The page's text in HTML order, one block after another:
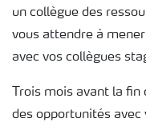
un collègue des
vous attendre à
avec vos collègues
Trois mois avant la
des opportunités avec